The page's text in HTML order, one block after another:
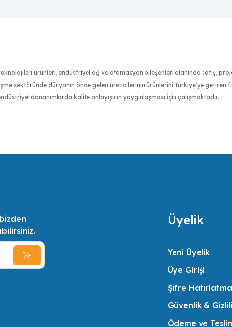
ürünleri, endüstriyel ağ ve otomasyon bileşenleri alanında satış,
sektöründe dünyanın önde gelen üreticilerinin ürünlerini Türkiye’ye
donanımlarda kalite anlayışının yaygınlaşması için çalışmaktadır.
GSL, uzman sertifikalı mühendis kadrosuyla müşterilerinin ihtiyaçlarını
Üyelik
Yeni Üyelik
Üye Girişi
Şifre Hatırlatma
Güvenlik &
Ödeme ve